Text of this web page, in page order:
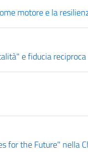
motore e la
e fiducia reciproca
for the Future" nella